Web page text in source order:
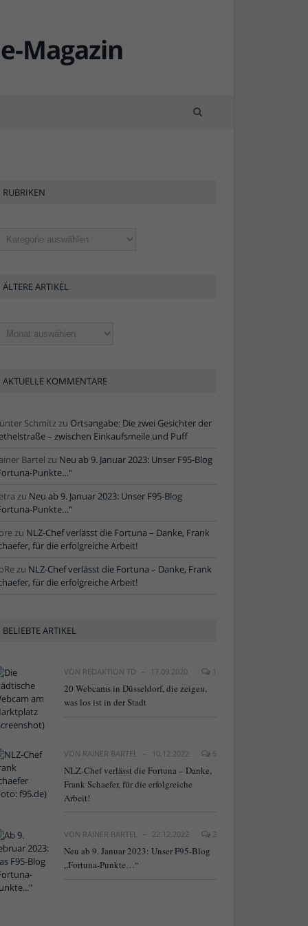
RUBRIKEN
ÄLTERE ARTIKEL
AKTUELLE KOMMENTARE
Schmitzzu Ortsangabe: Die zwei Gesichter der
– zwischen Einkaufsmeile und Puff
Bartel zu Neu ab 9. Januar 2023: Unser F95-Blog
Punkte…“
zu Neu ab 9. Januar 2023: Unser F95-Blog
Punkte…“
zu NLZ-Chef verlässt die Fortuna – Danke, Frank
für die erfolgreiche Arbeit!
zu NLZ-Chef verlässt die Fortuna – Danke, Frank
für die erfolgreiche Arbeit!
BELIEBTE ARTIKEL
VON REDAKTION TD 17.09.2020 1
20 Webcams in Düsseldorf, die zeigen,
was los ist in der Stadt
VON RAINER BARTEL 10.12.2022 5
NLZ-Chef verlässt die Fortuna – Danke,
Frank Schaefer, für die erfolgreiche
Arbeit!
VON RAINER BARTEL 22.12.2022 2
Neu ab 9. Januar 2023: Unser F95-Blog
„Fortuna-Punkte…“